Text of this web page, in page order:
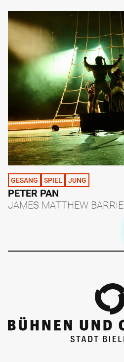
GESANG SPIEL JUNG
PETER PAN
JAMES MATTHEW BARRIE